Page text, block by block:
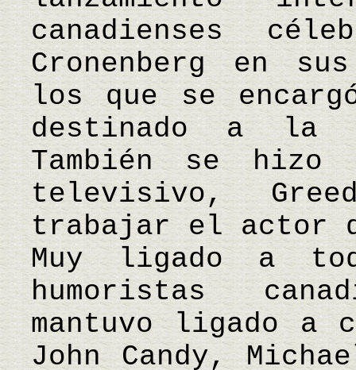
canadienses
Cronenberg en
los que se
destinado a la
También se hizo
televisivo,
trabajar el actor
Muy ligado a
humoristas
mantuvo ligado a
John Candy,